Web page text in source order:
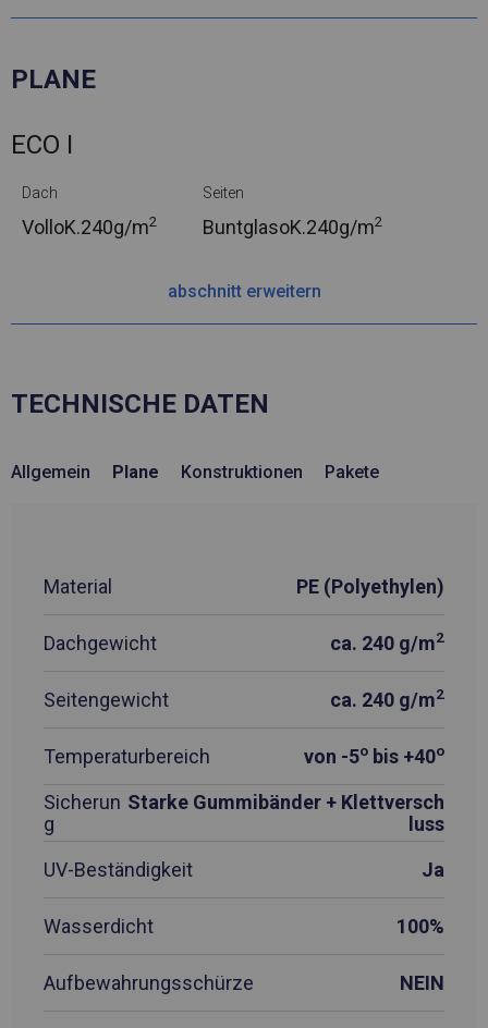
PLANE
ECO I
Dach
VolloK.240g/m2
Seiten
BuntglasoK.240g/m2
abschnitt erweitern
TECHNISCHE DATEN
Allgemein Plane Konstruktionen Pakete
Material PE (Polyethylen)
Dachgewicht ca. 240 g/m2
Seitengewicht ca. 240 g/m2
Temperaturbereich von -5o bis +40o
Sicherun
g
Starke Gummibänder + Klettversch
luss
UV-Beständigkeit
Ja
Wasserdicht 100%
Aufbewahrungsschürze NEIN